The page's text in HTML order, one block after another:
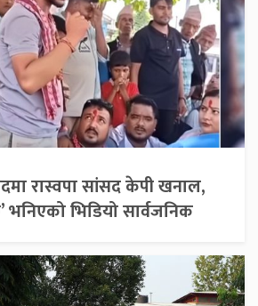
रास्वपा सांसद केपी खनाल,
भनिएको भिडियो सार्वजनिक